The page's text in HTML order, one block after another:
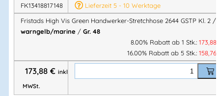
Beintasche
mit Druckknopf,Reißverschlusstasche
Ring
CORDURA®-verstärkte Knietaschen
Höhenverstellung der Kniepolster
CORDURA®-verstärkter Beinabschluss
Verdeckter Stiefelhaken
OEKO-TEX® zertifiziert
Frei von PFAS
FK13418817148
Lieferzeit 5 - 10 Werktage
Fristads High Vis Green Handwerker-Stretchhose 2644 GSTP Kl. 2 /
warngelb/marine / Gr. 48
8.00% Rabatt ab 1 Stk.: 173,88
16.00% Rabatt ab 5 Stk.: 158,76
173,88 € inkl.
MWSt.